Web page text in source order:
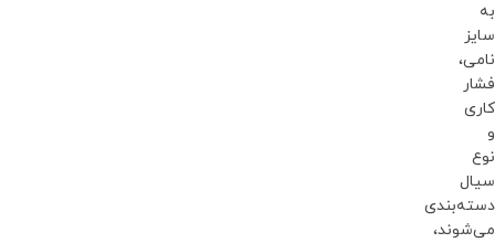
به
سایز
نامی،
فشار
کاری
و
نوع
سیال
دسته‌بندی
می‌شوند،